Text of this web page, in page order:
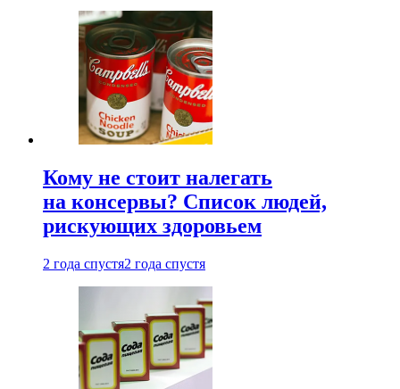
Кому не стоит налегать
на консервы? Список людей,
рискующих здоровьем
2 года спустя2 года спустя